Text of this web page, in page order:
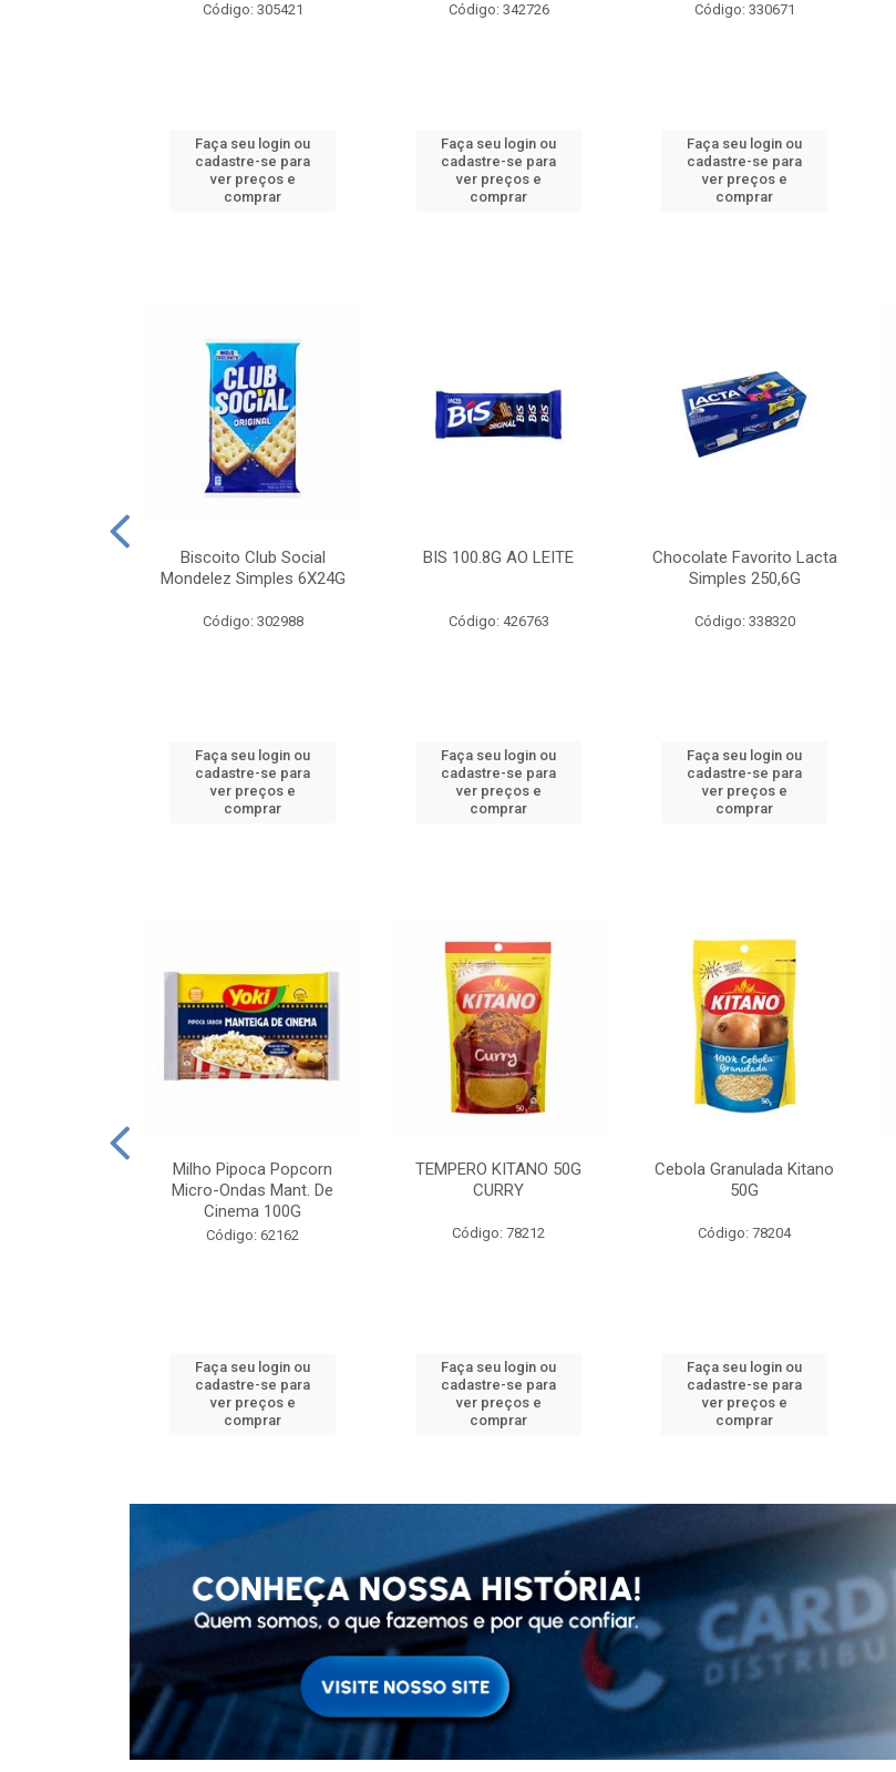
Código: 305421
Faça seu login ou
cadastre-se para
ver preços e
comprar
Código: 342726
Faça seu login ou
cadastre-se para
ver preços e
comprar
Código: 330671
Faça seu login ou
cadastre-se para
ver preços e
comprar
Biscoito Club Social
Mondelez Simples 6X24G
Código: 302988
Faça seu login ou
cadastre-se para
ver preços e
comprar
BIS 100.8G AO LEITE
Código: 426763
Faça seu login ou
cadastre-se para
ver preços e
comprar
Chocolate Favorito Lacta
Simples 250,6G
Código: 338320
Faça seu login ou
cadastre-se para
ver preços e
comprar
Milho Pipoca Popcorn
Micro-Ondas Mant. De
Cinema 100G
Código: 62162
Faça seu login ou
cadastre-se para
ver preços e
comprar
TEMPERO KITANO 50G
CURRY
Código: 78212
Faça seu login ou
cadastre-se para
ver preços e
comprar
Cebola Granulada Kitano
50G
Código: 78204
Faça seu login ou
cadastre-se para
ver preços e
comprar